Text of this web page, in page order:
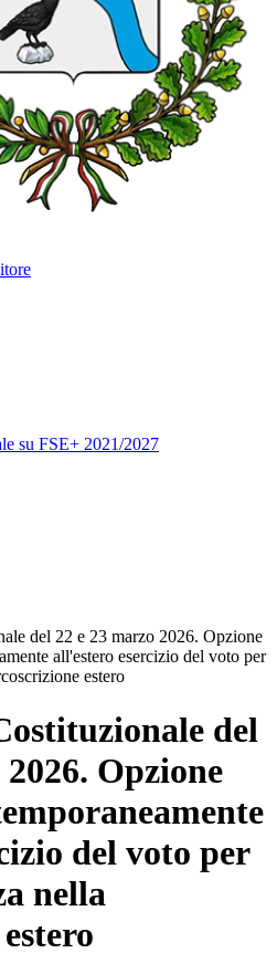
su FSE+ 2021/2027
del 22 e 23 marzo 2026. Opzione
all'estero esercizio del voto per
estero
del
Opzione
del voto per
nella